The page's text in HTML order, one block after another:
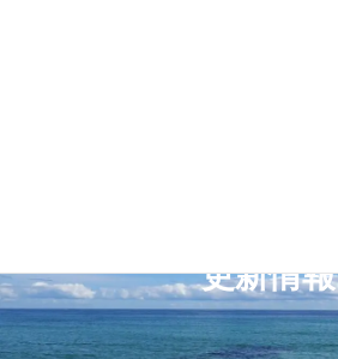
更新情報